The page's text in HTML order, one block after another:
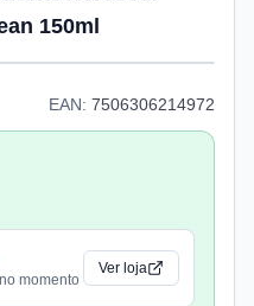
150ml
EAN: 7506306214972
momento
Ver loja